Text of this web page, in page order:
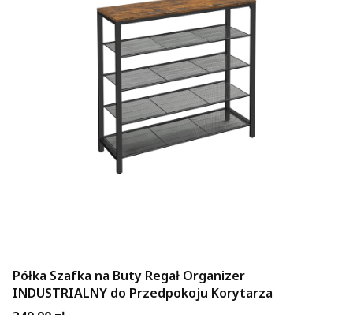
Półka Szafka na Buty Regał Organizer
INDUSTRIALNY do Przedpokoju Korytarza